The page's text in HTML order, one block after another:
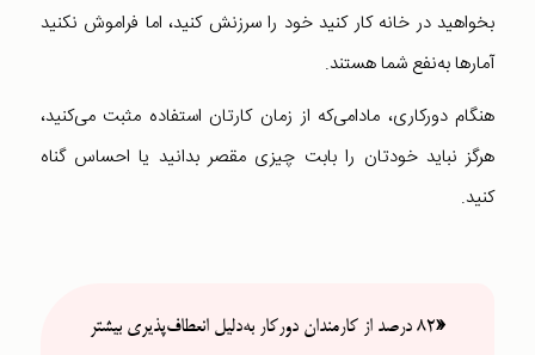
بخواهید در خانه کار کنید خود را سرزنش کنید، اما فراموش نکنید
آمارها به‌نفع شما هستند.
هنگام دورکاری، مادامی‌که از زمان کارتان استفاده مثبت می‌کنید،
هرگز نباید خودتان را بابت چیزی مقصر بدانید یا احساس گناه
کنید.
«
۸۲ درصد از کارمندان دورکار به‌دلیل انعطاف‌پذیری بیشتر